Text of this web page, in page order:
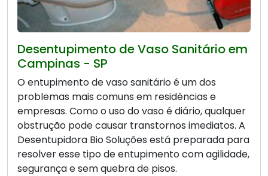
Desentupimento de Vaso Sanitário em
Campinas - SP
O entupimento de vaso sanitário é um dos
problemas mais comuns em residências e
empresas. Como o uso do vaso é diário, qualquer
obstrução pode causar transtornos imediatos. A
Desentupidora Bio Soluções está preparada para
resolver esse tipo de entupimento com agilidade,
segurança e sem quebra de pisos.